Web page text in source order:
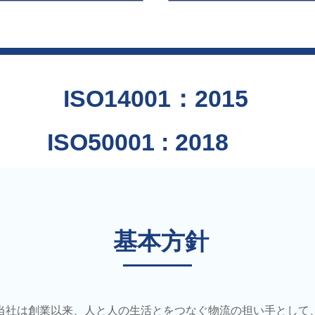
ISO14001：2015
ISO50001 : 2018
​基本方針
社は創業以来、人と人の生活とをつなぐ物流の担い手として